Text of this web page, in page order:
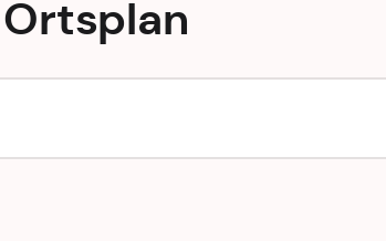
Ortsplan